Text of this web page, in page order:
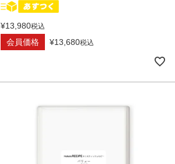
¥13,980税込
会員価格 ¥13,680税込